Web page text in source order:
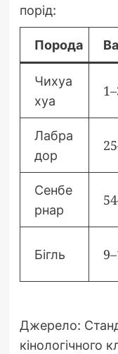
порід:
Порода
Чихуа
хуа
Лабра
дор
Сенбе
рнар
Бігль
Джерело:
кінологічного